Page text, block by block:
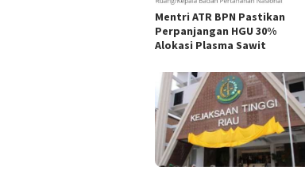
Mentri ATR BPN Pastikan
Perpanjangan HGU 30%
Alokasi Plasma Sawit